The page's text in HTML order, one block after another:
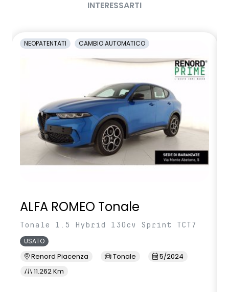
INTERESSARTI
NEOPATENTATI CAMBIO AUTOMATICO
ALFA ROMEO Tonale
Tonale 1.5 Hybrid 130cv Sprint TCT7
USATO
Renord Piacenza Tonale
5/2024
11.262 Km